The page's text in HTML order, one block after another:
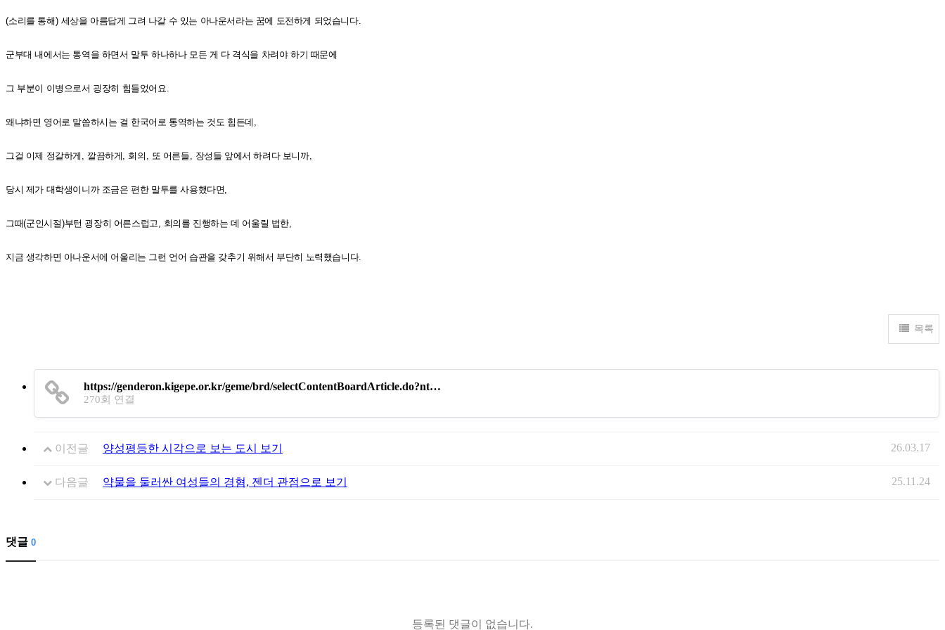
(소리를 통해) 세상을 아름답게 그려 나갈 수 있는 아나운서라는 꿈에 도전하게 되었습니다.
군부대 내에서는 통역을 하면서 말투 하나하나 모든 게 다 격식을 차려야 하기 때문에
그 부분이 이병으로서 굉장히 힘들었어요
왜냐하면 영어로 말씀하시는 걸 한국어로 통역하는 것도 힘든데
그걸 이제 정갈하게 깔끔하게 회의 또 어른들 장성들 앞에서 하려다 보니까,
당시 제가 대학생이니까 조금은 편한 말투를 사용했다면
그때(군인시절)부턴 굉장히 어른스럽고 회의를 진행하는 데 어울릴 법한
지금 생각하면 아나운서에 어울리는 그런 언어 습관을 갖추기 위해서 부단히 노력했습니다.
목록
https://genderon.kigepe.or.kr/geme/brd/selectContentBoardArticle.do?nt…
270회 연결
이전글 양성평등한 시각으로 보는 도시 보기 26.03.17
다음글 약물을 둘러싼 여성들의 경혐, 젠더 관점으로 보기 25.11.24
댓글 0
등록된 댓글이 없습니다.